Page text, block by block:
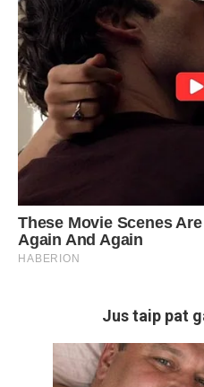
Jus taip pat